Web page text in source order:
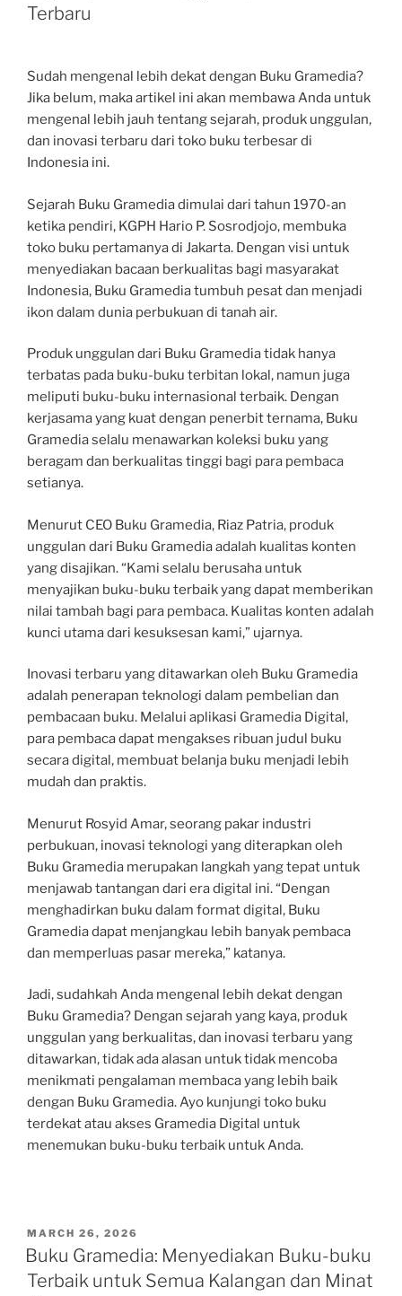
Terbaru
Sudah mengenal lebih dekat dengan Buku Gramedia?
Jika belum, maka artikel ini akan membawa Anda untuk
mengenal lebih jauh tentang sejarah, produk unggulan,
dan inovasi terbaru dari toko buku terbesar di
Indonesia ini.
Sejarah Buku Gramedia dimulai dari tahun 1970-an
ketika pendiri, KGPH Hario P. Sosrodjojo, membuka
toko buku pertamanya di Jakarta. Dengan visi untuk
menyediakan bacaan berkualitas bagi masyarakat
Indonesia, Buku Gramedia tumbuh pesat dan menjadi
ikon dalam dunia perbukuan di tanah air.
Produk unggulan dari Buku Gramedia tidak hanya
terbatas pada buku-buku terbitan lokal, namun juga
meliputi buku-buku internasional terbaik. Dengan
kerjasama yang kuat dengan penerbit ternama, Buku
Gramedia selalu menawarkan koleksi buku yang
beragam dan berkualitas tinggi bagi para pembaca
setianya.
Menurut CEO Buku Gramedia, Riaz Patria, produk
unggulan dari Buku Gramedia adalah kualitas konten
yang disajikan. “Kami selalu berusaha untuk
menyajikan buku-buku terbaik yang dapat memberikan
nilai tambah bagi para pembaca. Kualitas konten adalah
kunci utama dari kesuksesan kami,” ujarnya.
Inovasi terbaru yang ditawarkan oleh Buku Gramedia
adalah penerapan teknologi dalam pembelian dan
pembacaan buku. Melalui aplikasi Gramedia Digital,
para pembaca dapat mengakses ribuan judul buku
secara digital, membuat belanja buku menjadi lebih
mudah dan praktis.
Menurut Rosyid Amar, seorang pakar industri
perbukuan, inovasi teknologi yang diterapkan oleh
Buku Gramedia merupakan langkah yang tepat untuk
menjawab tantangan dari era digital ini. “Dengan
menghadirkan buku dalam format digital, Buku
Gramedia dapat menjangkau lebih banyak pembaca
dan memperluas pasar mereka,” katanya.
Jadi, sudahkah Anda mengenal lebih dekat dengan
Buku Gramedia? Dengan sejarah yang kaya, produk
unggulan yang berkualitas, dan inovasi terbaru yang
ditawarkan, tidak ada alasan untuk tidak mencoba
menikmati pengalaman membaca yang lebih baik
dengan Buku Gramedia. Ayo kunjungi toko buku
terdekat atau akses Gramedia Digital untuk
menemukan buku-buku terbaik untuk Anda.
POSTED
ON
MARCH 26, 2026
Buku Gramedia: Menyediakan Buku-buku
Terbaik untuk Semua Kalangan dan Minat